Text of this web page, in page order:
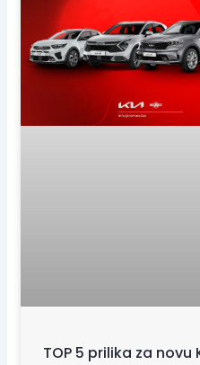
TOP 5 prilika za novu